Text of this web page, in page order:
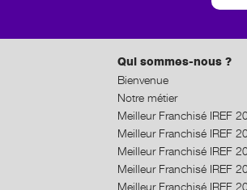
Qui sommes-nous ?
Bienvenue
Notre métier
Meilleur Franchisé IREF
Meilleur Franchisé IREF
Meilleur Franchisé IREF
Meilleur Franchisé IREF
Meilleur Franchisé IREF